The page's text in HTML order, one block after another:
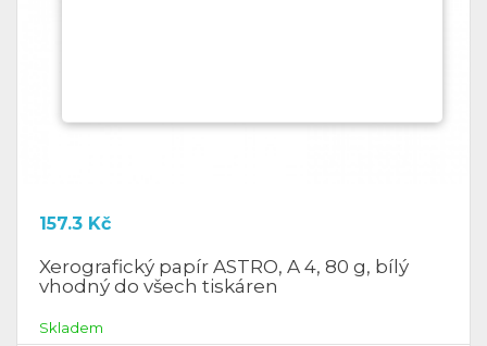
Skladem
157.3 Kč
Xerografický papír ASTRO, A 4, 80 g, bílý
vhodný do všech tiskáren